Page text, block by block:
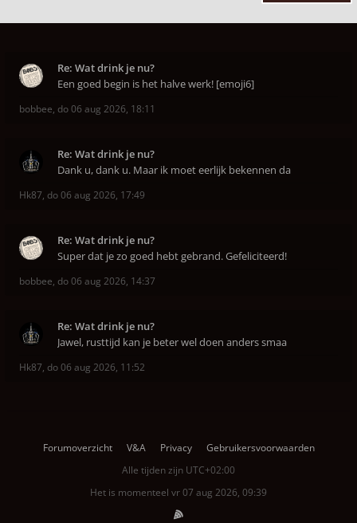
Re: Wat drink je nu?
Een goed begin is het halve werk! [emoji6]
bobbee, do 06 aug 2026, 18:11
Re: Wat drink je nu?
Dank u, dank u. Maar ik moet eerlijk bekennen da
Hk87, do 06 aug 2026, 17:49
Re: Wat drink je nu?
Super dat je zo goed hebt gebrand. Gefeliciteerd!
bobbee, do 06 aug 2026, 14:37
Re: Wat drink je nu?
Jawel, rusttijd kan je beter wel doen anders smaa
Hk87, do 06 aug 2026, 11:52
Forumoverzicht V&A Privacy
Gebruikersvoorwaarden
Alle tijden zijn UTC+02:00
Het is momenteel vr 07 aug 2026, 09:39